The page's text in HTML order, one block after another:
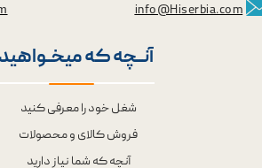
شغل خود را معرفی کنید
فروش کالای و محصولات
آنچه که شما نیاز دارید
آنــچه که میخــواهید
info@Hiserbia.com